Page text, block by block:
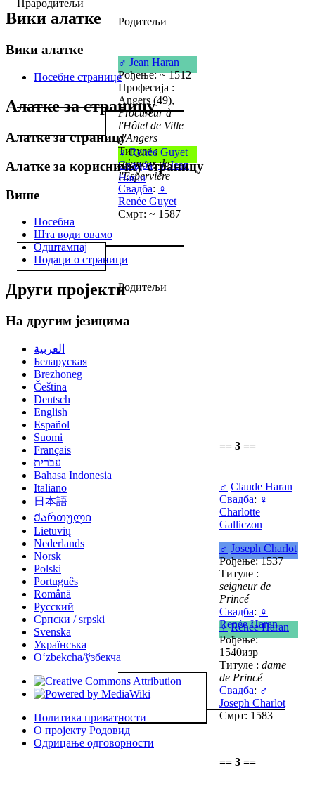
Прародитељи
Родитељи
♂ Jean Haran
Рођење: ~ 1512
Професија :
Angers (49),
Procureur à
l'Hôtel de Ville
d'Angers
Титуле :
seigneur de
l'Espervière
Свадба: ♀
Renée Guyet
Смрт: ~ 1587
♀ Renée Guyet
Свадба:♂ Jean
Haran
Родитељи
== 3 ==
♂ Claude Haran
Свадба: ♀
Charlotte
Galliczon
♂ Joseph Charlot
Рођење: 1537
Титуле :
seigneur de
Princé
Свадба: ♀
Renée Haran
♀ Renée Haran
Рођење:
1540изр
Титуле : dame
de Princé
Свадба: ♂
Joseph Charlot
Смрт: 1583
== 3 ==
Вики алатке
Вики алатке
Посебне странице
Алатке за страницу
Алатке за страницу
Алатке за корисничку страницу
Више
Посебна
Шта води овамо
Одштампај
Подаци о страници
Други пројекти
На другим језицима
العربية
Беларуская
Brezhoneg
Čeština
Deutsch
English
Español
Suomi
Français
עברית
Bahasa Indonesia
Italiano
日本語
Ქართული
Lietuvių
Nederlands
Norsk
Polski
Português
Română
Русский
Српски / srpski
Svenska
Українська
Oʻzbekcha/ўзбекча
Политика приватности
О пројекту Родовид
Одрицање одговорности